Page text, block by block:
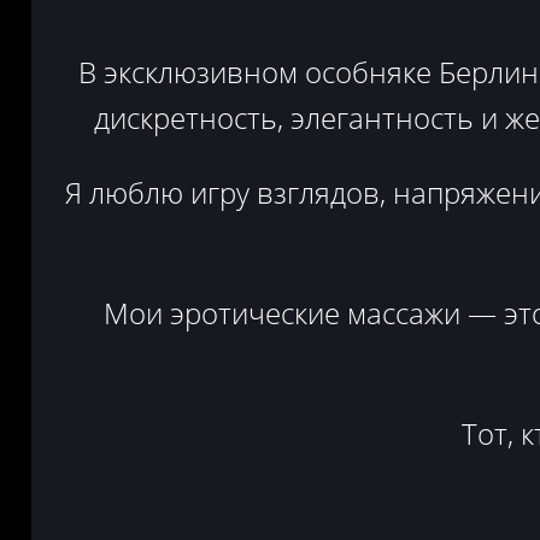
В эксклюзивном особняке
дискретность, элегантность и
Я люблю игру взглядов,
Мои эротические массажи —
Тот,